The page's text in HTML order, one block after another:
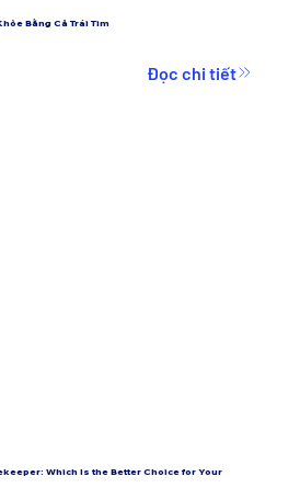
Bằng Cả Trái Tim
Đọc chi tiết
Which Is the Better Choice for Your